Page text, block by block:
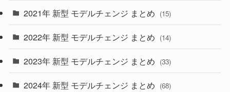
(10)
(9)
(22)
(4)
2021年 新型 モデルチェンジ まとめ (15)
2022年 新型 モデルチェンジ まとめ (14)
2023年 新型 モデルチェンジ まとめ (33)
2024年 新型 モデルチェンジ まとめ (68)